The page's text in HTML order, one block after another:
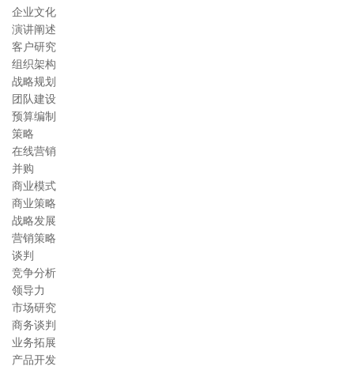
企业文化
演讲阐述
客户研究
组织架构
战略规划
团队建设
预算编制
策略
在线营销
并购
商业模式
商业策略
战略发展
营销策略
谈判
竞争分析
领导力
市场研究
商务谈判
业务拓展
产品开发